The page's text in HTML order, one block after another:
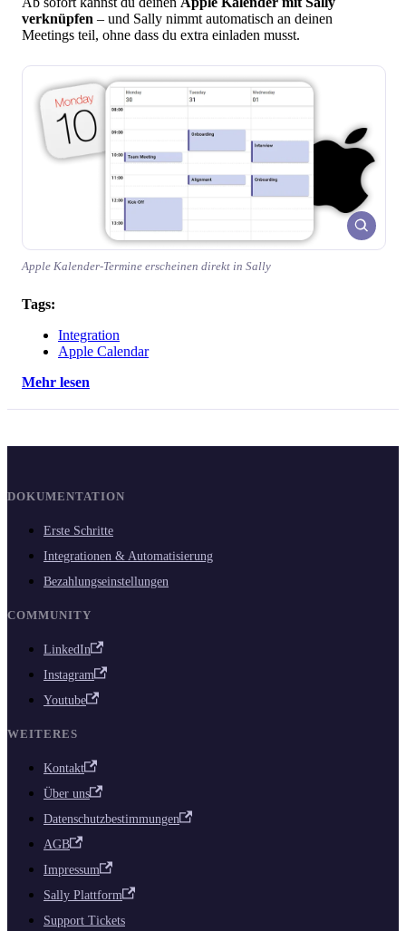
verknüpfen – und Sally nimmt automatisch an deinen
Meetings teil, ohne dass du extra einladen musst.
Apple Kalender-Termine erscheinen direkt in Sally
Tags:
Integration
Apple Calendar
Mehr lesen
DOKUMENTATION
Erste Schritte
Integrationen & Automatisierung
Bezahlungseinstellungen
COMMUNITY
LinkedIn
Instagram
Youtube
WEITERES
Kontakt
Über uns
Datenschutzbestimmungen
AGB
Impressum
Sally Plattform
Support Tickets